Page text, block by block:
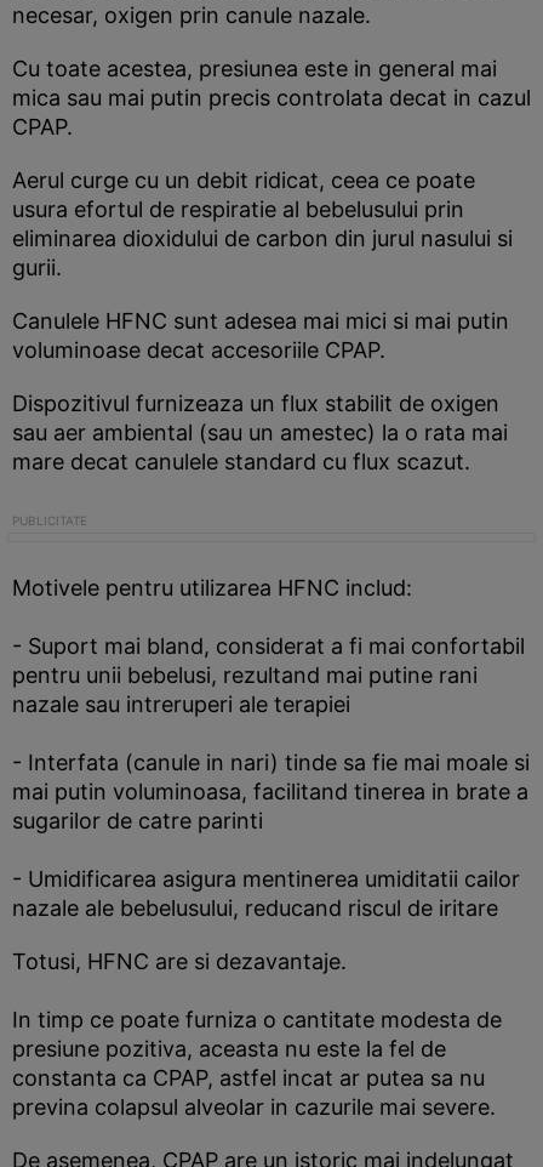
necesar, oxigen prin canule nazale.
Cu toate acestea, presiunea este in general mai
mica sau mai putin precis controlata decat in cazul
CPAP.
Aerul curge cu un debit ridicat, ceea ce poate
usura efortul de respiratie al bebelusului prin
eliminarea dioxidului de carbon din jurul nasului si
gurii.
Canulele HFNC sunt adesea mai mici si mai putin
voluminoase decat accesoriile CPAP.
Dispozitivul furnizeaza un flux stabilit de oxigen
sau aer ambiental (sau un amestec) la o rata mai
mare decat canulele standard cu flux scazut.
Motivele pentru utilizarea HFNC includ:
- Suport mai bland, considerat a fi mai confortabil
pentru unii bebelusi, rezultand mai putine rani
nazale sau intreruperi ale terapiei
- Interfata (canule in nari) tinde sa fie mai moale si
mai putin voluminoasa, facilitand tinerea in brate a
sugarilor de catre parinti
- Umidificarea asigura mentinerea umiditatii cailor
nazale ale bebelusului, reducand riscul de iritare
Totusi, HFNC are si dezavantaje.
In timp ce poate furniza o cantitate modesta de
presiune pozitiva, aceasta nu este la fel de
constanta ca CPAP, astfel incat ar putea sa nu
previna colapsul alveolar in cazurile mai severe.
De asemenea, CPAP are un istoric mai indelungat